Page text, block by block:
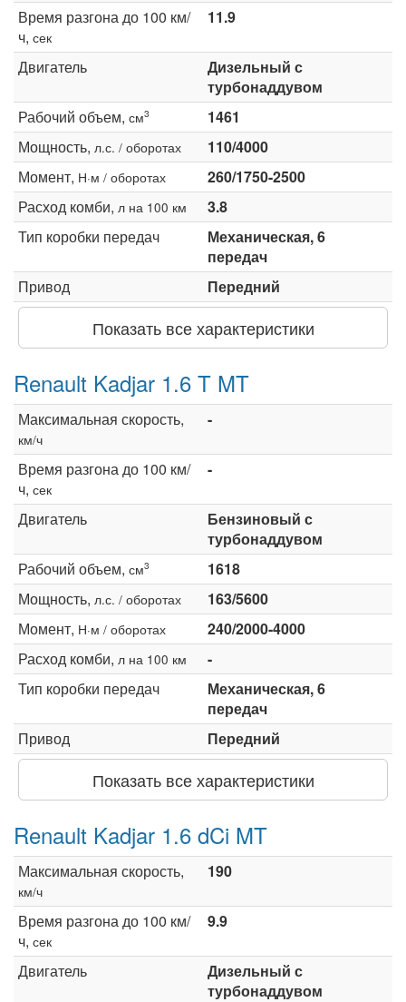
Время разгона до 100 км/
ч, сек
11.9
Двигатель
Дизельный с
турбонаддувом
Рабочий объем, см3
1461
Мощность, л.с. / оборотах
110/4000
Момент, Н·м / оборотах
260/1750-2500
Расход комби, л на 100 км
3.8
Тип коробки передач
Механическая, 6
передач
Привод
Передний
Показать все характеристики
Renault Kadjar 1.6 T MT
Максимальная скорость,
км/ч
-
Время разгона до 100 км/
ч, сек
-
Двигатель
Бензиновый с
турбонаддувом
Рабочий объем, см3
1618
Мощность, л.с. / оборотах
163/5600
Момент, Н·м / оборотах
240/2000-4000
Расход комби, л на 100 км
-
Тип коробки передач
Механическая, 6
передач
Привод
Передний
Показать все характеристики
Renault Kadjar 1.6 dCi MT
Максимальная скорость,
км/ч
190
Время разгона до 100 км/
ч, сек
9.9
Двигатель
Дизельный с
турбонаддувом